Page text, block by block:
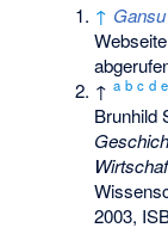
↑
↑a b c d e
Brunhild
2003,